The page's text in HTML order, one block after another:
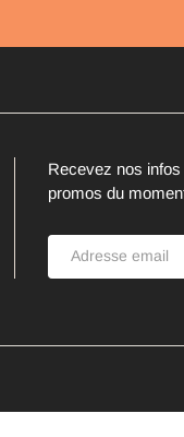
Recevez nos
promos du